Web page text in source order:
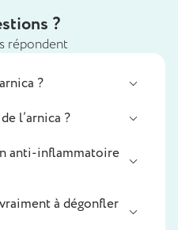
?
répondent
?
l’arnica ?
anti-inflammatoire
à dégonfler